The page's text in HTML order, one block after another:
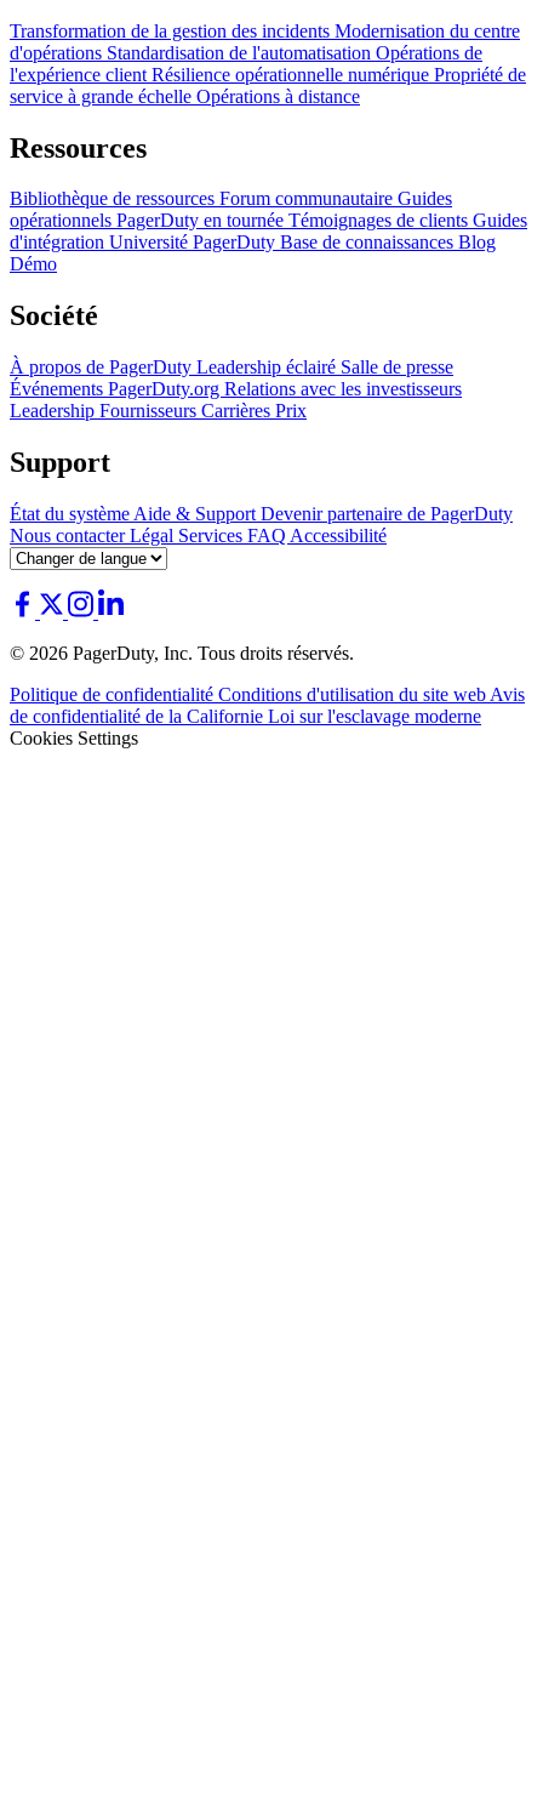
Transformation de la gestion des incidents Modernisation du centre
d'opérations Standardisation de l'automatisation Opérations de
l'expérience client Résilience opérationnelle numérique Propriété de
service à grande échelle Opérations à distance
Ressources
Bibliothèque de ressources Forum communautaire Guides
opérationnels PagerDuty en tournée Témoignages de clients Guides
d'intégration Université PagerDuty Base de connaissances Blog
Démo
Société
À propos de PagerDuty Leadership éclairé Salle de presse
Événements PagerDuty.org Relations avec les investisseurs
Leadership Fournisseurs Carrières Prix
Support
État du système Aide & Support Devenir partenaire de PagerDuty
Nous contacterLégal Services FAQ Accessibilité
© 2026 PagerDuty, Inc. Tous droits réservés.
Politique de confidentialité Conditions d'utilisation du site web Avis
de confidentialité de la Californie Loi sur l'esclavage moderne
Cookies Settings